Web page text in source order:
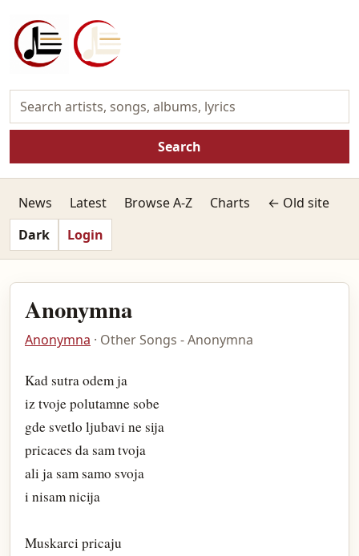
Search
News Latest Browse A-Z Charts
← Old site
Dark
Login
Anonymna
Anonymna · Other Songs - Anonymna
Kad sutra odem ja
iz tvoje polutamne sobe
gde svetlo ljubavi ne sija
pricaces da sam tvoja
ali ja sam samo svoja
i nisam nicija
Muskarci pricaju